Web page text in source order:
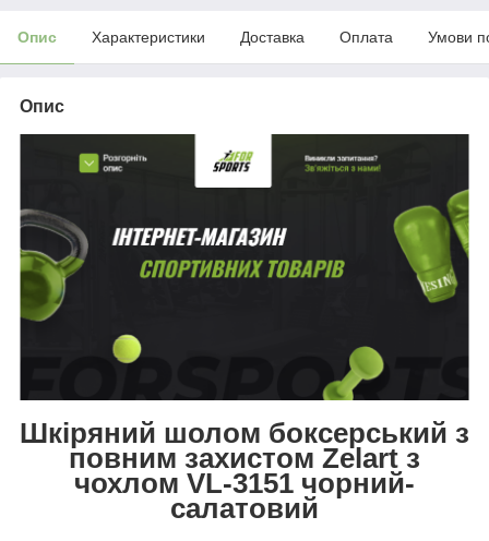
Опис Характеристики Доставка Оплата Умови
Опис
Шкіряний шолом боксерський з
повним захистом Zelart з
чохлом VL-3151 чорний-
салатовий